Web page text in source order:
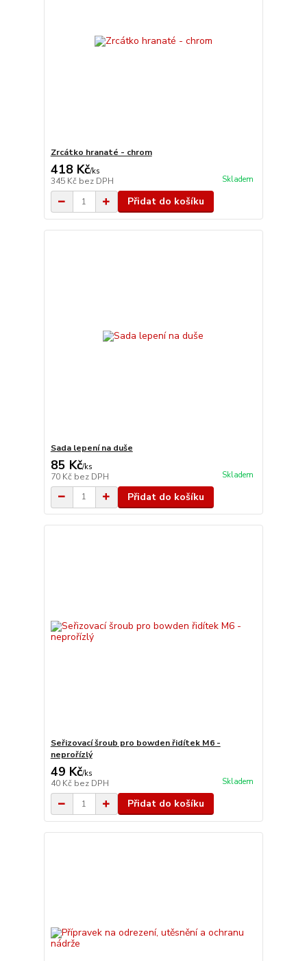
Zrcátko hranaté - chrom
418 Kč/ks
345 Kč bez DPH Skladem
Přidat do košíku
Sada lepení na duše
85 Kč/ks
70 Kč bez DPH Skladem
Přidat do košíku
Seřizovací šroub pro bowden řidítek M6 -
neprořízlý
49 Kč/ks
40 Kč bez DPH Skladem
Přidat do košíku